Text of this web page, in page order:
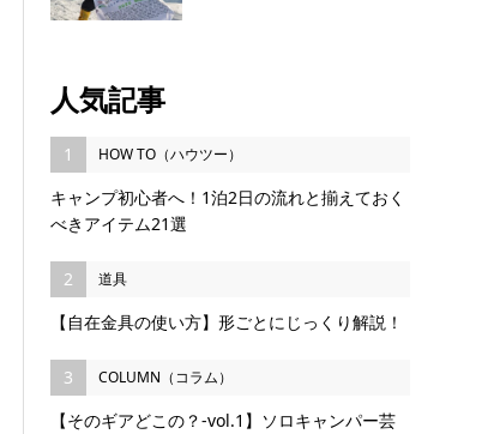
人気記事
1 HOW TO（ハウツー）
キャンプ初心者へ！1泊2日の流れと揃えておく
べきアイテム21選
2 道具
【自在金具の使い方】形ごとにじっくり解説！
3 COLUMN（コラム）
【そのギアどこの？-vol.1】ソロキャンパー芸